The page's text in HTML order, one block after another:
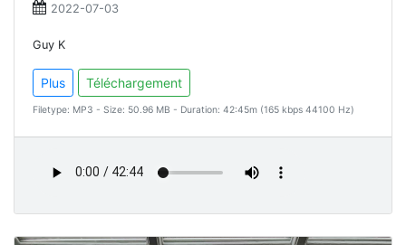
2022-07-03
Guy K
Plus Téléchargement
Filetype: MP3 - Size: 50.96 MB - Duration: 42:45m (165 kbps 44100 Hz)